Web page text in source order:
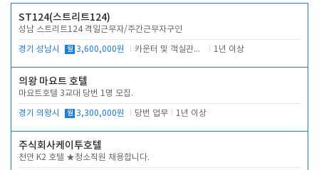
ST124(스트리트124)
성남 스트리트124 격일근무자/주간근무자구인
경기 성남시 월 3,600,000원 카운터 및 객실관리 전반 1년 이상
의왕 마요트 호텔
마요트호텔 3교대 당번 1명 모집.
경기 의왕시 월 3,300,000원 당번 업무 1년 이상
주식회사케이투호텔
천안 K2 호텔 ★청소직원 채용합니다.